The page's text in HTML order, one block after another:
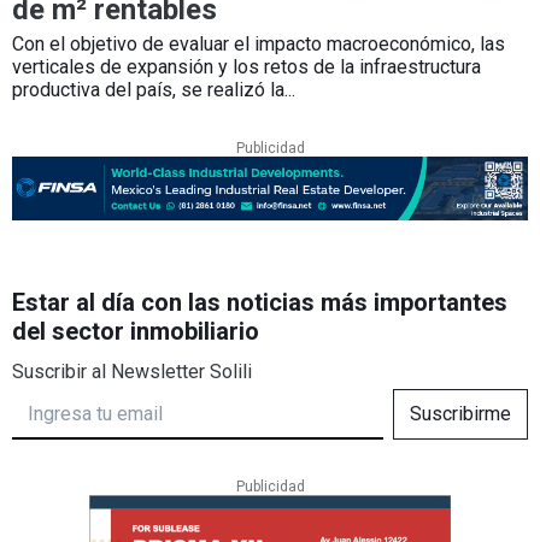
de m² rentables
Con el objetivo de evaluar el impacto macroeconómico, las
verticales de expansión y los retos de la infraestructura
productiva del país, se realizó la...
Publicidad
Estar al día con las noticias más importantes
del sector inmobiliario
Suscribir al Newsletter Solili
Suscribirme
Publicidad